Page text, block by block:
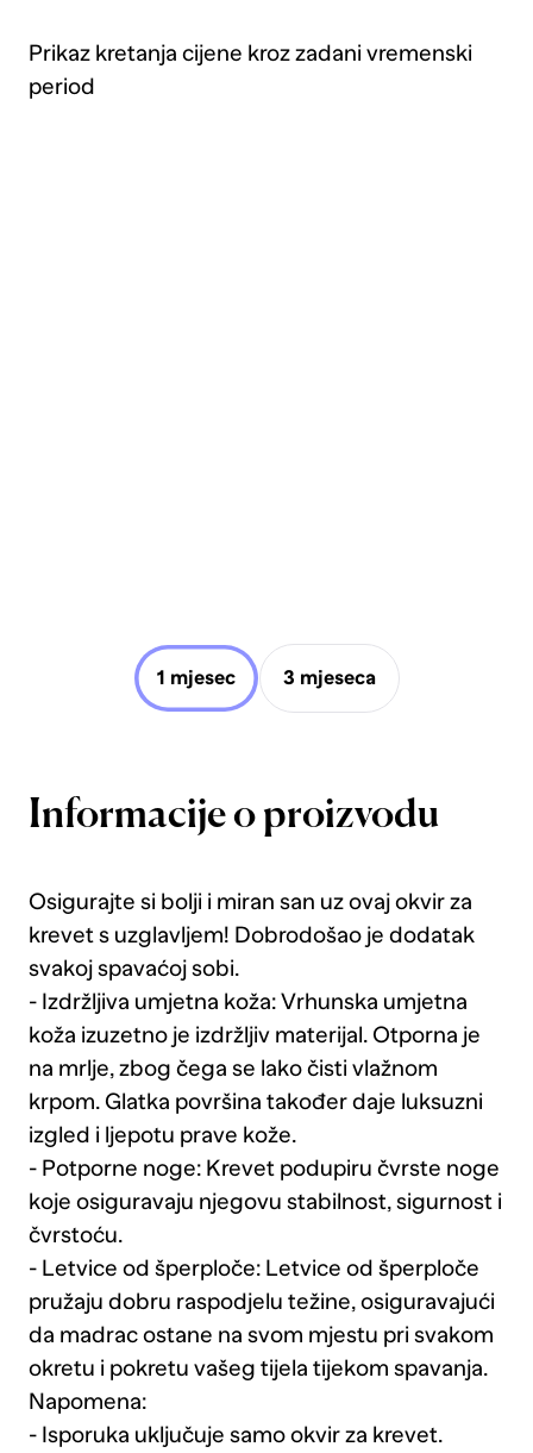
Prikaz kretanja cijene kroz zadani vremenski
period
1 mjesec 3 mjeseca
Informacije o proizvodu
Osigurajte si bolji i miran san uz ovaj okvir za
krevet s uzglavljem! Dobrodošao je dodatak
svakoj spavaćoj sobi.
- Izdržljiva umjetna koža: Vrhunska umjetna
koža izuzetno je izdržljiv materijal. Otporna je
na mrlje, zbog čega se lako čisti vlažnom
krpom. Glatka površina također daje luksuzni
izgled i ljepotu prave kože.
- Potporne noge: Krevet podupiru čvrste noge
koje osiguravaju njegovu stabilnost, sigurnost i
čvrstoću.
- Letvice od šperploče: Letvice od šperploče
pružaju dobru raspodjelu težine, osiguravajući
da madrac ostane na svom mjestu pri svakom
okretu i pokretu vašeg tijela tijekom spavanja.
Napomena:
- Isporuka uključuje samo okvir za krevet.